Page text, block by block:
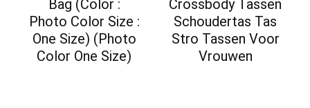
Bag (Color :
Photo Color Size :
One Size) (Photo
Color One Size)
Crossbody Tassen
Schoudertas Tas
Stro Tassen Voor
Vrouwen